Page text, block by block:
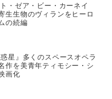
・ゼア・ビー・カーネイ
生生物のヴィランをヒーロ
の続編
星』多くのスペースオペラ
作を美青年ティモシー・シ
画化